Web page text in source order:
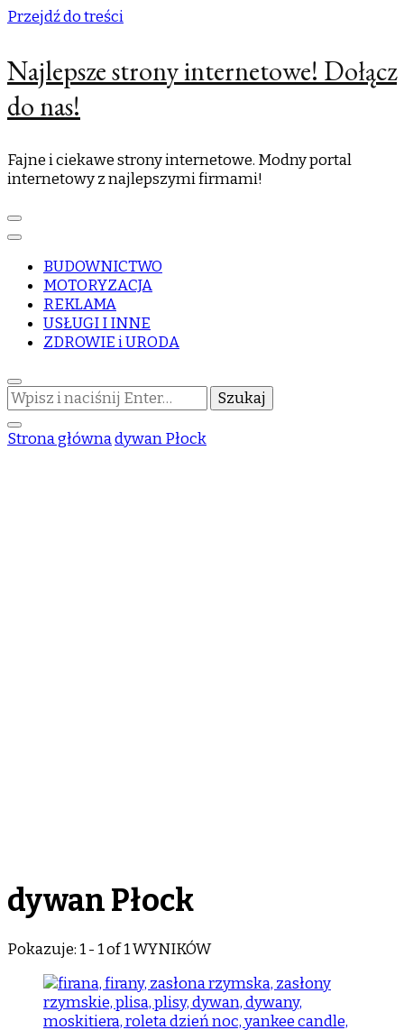
Przejdź do treści
Najlepsze strony internetowe! Dołącz
do nas!
Fajne i ciekawe strony internetowe. Modny portal
internetowy z najlepszymi firmami!
BUDOWNICTWO
MOTORYZACJA
REKLAMA
USŁUGI I INNE
ZDROWIE i URODA
Szukasz
czegoś?
Strona głównadywan Płock
dywan Płock
Pokazuje: 1 - 1 of 1 WYNIKÓW